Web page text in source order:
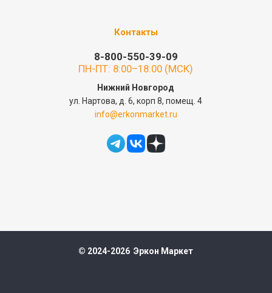
Контакты
8-800-550-39-09
ПН-ПТ: 8:00–18:00 (МСК)
Нижний Новгород
ул. Нартова, д. 6, корп 8, помещ. 4
info@erkonmarket.ru
© 2024-2026 Эркон Маркет